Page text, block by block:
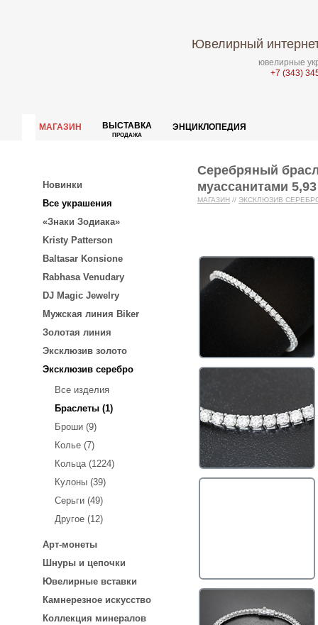
Ювелирный
ювелирные
+7 (343)
МАГАЗИН ВЫСТАВКА
ПРОДАЖА
ЭНЦИКЛОПЕДИЯ
Новинки
Все украшения
«Знаки Зодиака»
Kristy Patterson
Baltasar Konsione
Rabhasa Venudary
DJ Magic Jewelry
Мужская линия Biker
Золотая линия
Эксклюзив золото
Эксклюзив серебро
Все изделия
Браслеты (1)
Броши (9)
Колье (7)
Кольца (1224)
Кулоны (39)
Серьги (49)
Другое (12)
Арт-монеты
Шнуры и цепочки
Ювелирные вставки
Камнерезное искусство
Коллекция минералов
Серебряный
муассанитами
МАГАЗИН // ЭКСКЛЮЗИВ